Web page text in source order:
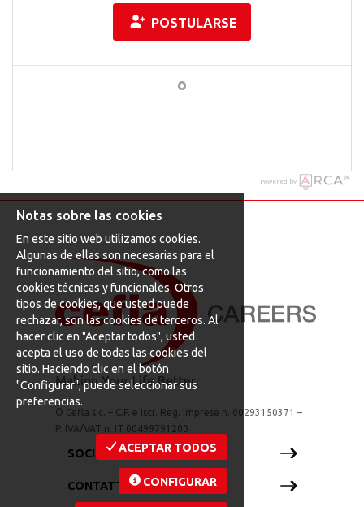
POSTULARSE
o
Powered by
© Cefla s.c. – C.F. e Iscr. Reg. Imprese n. 00293150371 –
P. IVA/VAT n. IT 00499791200
SOCIAL WALL
CONTATTACI
Notas sobre las cookies
En este sitio web utilizamos cookies.
Algunas de ellas son necesarias para el
funcionamiento del sitio, como las
cookies técnicas y funcionales. Otros
tipos de cookies, que usted puede
rechazar, son las cookies de terceros. Al
hacer clic en "Aceptar todos", usted
acepta el uso de todas las cookies del
sitio. Haciendo clic en el botón
"Configurar", puede seleccionar sus
preferencias.
ACEPTAR TODOS
CONFIGURAR